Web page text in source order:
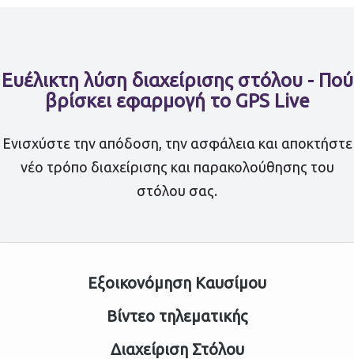
Ευέλικτη λύση διαχείρισης στόλου - Πού
βρίσκει εφαρμογή το GPS Live
Ενισχύστε την απόδοση, την ασφάλεια και αποκτήστε
νέο τρόπο διαχείρισης και παρακολούθησης του
στόλου σας.
Εξοικονόμηση Καυσίμου
Βίντεο τηλεματικής
Διαχείριση Στόλου